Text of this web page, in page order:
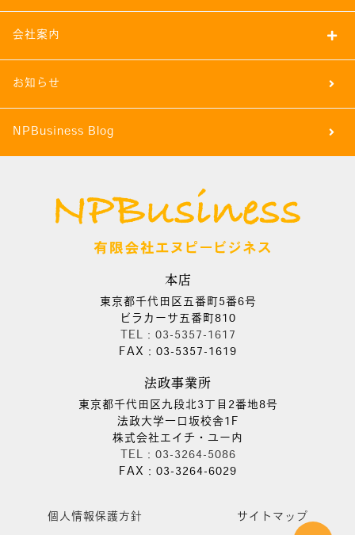
会社案内
お知らせ
NPBusiness Blog
本店
東京都千代田区五番町5番6号
ビラカーサ五番町810
TEL：03-5357-1617
FAX：03-5357-1619
法政事業所
東京都千代田区九段北3丁目2番地8号
法政大学一口坂校舎1F
株式会社エイチ・ユー内
TEL：03-3264-5086
FAX：03-3264-6029
個人情報保護方針 サイトマップ